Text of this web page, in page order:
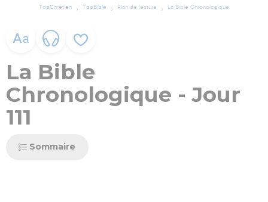
TopChrétien TopBible Plan de lecture La Bible Chronologique
La Bible
Chronologique - Jour
111
Sommaire